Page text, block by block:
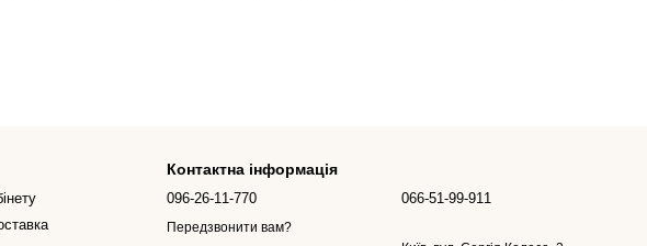
Контактна інформація
096-26-11-770
Передзвонити вам?
066-51-99-911